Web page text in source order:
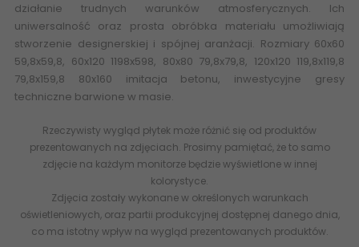
działanie trudnych warunków atmosferycznych. Ich
uniwersalność oraz prosta obróbka materiału umożliwiają
stworzenie designerskiej i spójnej aranżacji. Rozmiary 60x60
59,8x59,8, 60x120 1198x598, 80x80 79,8x79,8, 120x120 119,8x119,8
79,8x159,8 80x160 imitacja betonu, inwestycyjne gresy
techniczne barwione w masie.
Rzeczywisty wygląd płytek może różnić się od produktów
prezentowanych na zdjęciach. Prosimy pamiętać, że to samo
zdjęcie na każdym monitorze będzie wyświetlone w innej
kolorystyce.
Zdjęcia zostały wykonane w określonych warunkach
oświetleniowych, oraz partii produkcyjnej dostępnej danego dnia,
co ma istotny wpływ na wygląd prezentowanych produktów.